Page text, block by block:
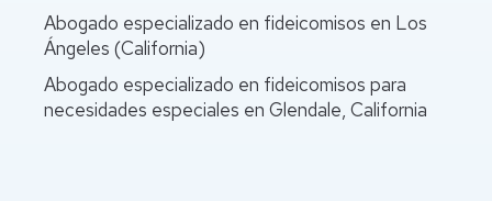
Abogado especializado en fideicomisos en Los
Ángeles (California)
Abogado especializado en fideicomisos para
necesidades especiales en Glendale, California